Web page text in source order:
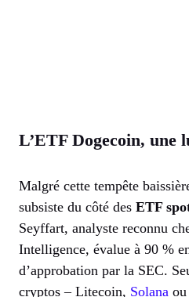
L’ETF Dogecoin, une
Malgré cette tempête
subsiste du côté des ETF
Seyffart, analyste reconnu
Intelligence, évalue à 90 %
d’approbation par la SEC.
cryptos – Litecoin, Solana